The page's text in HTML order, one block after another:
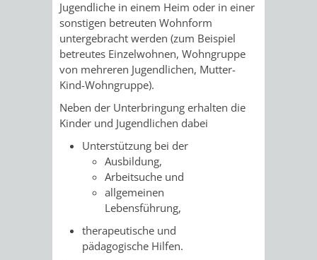
HILFE
MENSCHEN
MIT
BEHINDERUNG
MENSCHEN
MIT
DEMENZ
MIGRANTEN
FLÜCHTLINGE
BAUHERREN
BAUHERRENBERATUNG
GRUNDSTÜCKSWERTERMITTLUNG
DENKMALSCHUTZ
AUFGABEN
STEUERVORTEILE
VERKAUF
STÄDTISCHER
BERATUNGSERGEBNISSE
TAGESORDNUNG
/
SITZUNGSUNTERLAGEN
UMLEGUNGSAUSSCHUSS
BERATENDE
Jugendliche in einem Heim oder in einer
sonstigen betreuten Wohnform
untergebracht werden (zum Beispiel
betreutes Einzelwohnen, Wohngruppe
von mehreren Jugendlichen, Mutter-
Kind-Wohngruppe).
Neben der Unterbringung erhalten die
Kinder und Jugendlichen dabei
Unterstützung bei der
Ausbildung,
Arbeitsuche und
allgemeinen
Lebensführung,
therapeutische und
pädagogische Hilfen.